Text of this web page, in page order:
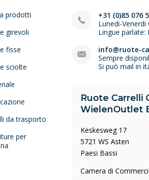
prodotti
girevoli
fisse
sciolte
da trasporto
per
+31 (0)85 076
Lunedi-
Lingue parlate:
info@ruote-
Sempre
Si può mail in
Ruote Carrelli
WielenOutlet
Keskesweg 17
5721 WS Asten
Paesi Bassi
Camera di